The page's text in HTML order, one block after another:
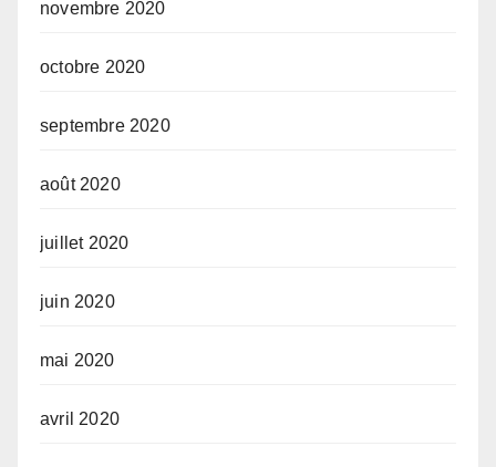
novembre 2020
octobre 2020
septembre 2020
août 2020
juillet 2020
juin 2020
mai 2020
avril 2020